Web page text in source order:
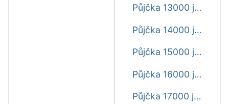
Půjčka 13000 ještě dnes
Půjčka 14000 ještě dnes
Půjčka 15000 ještě dnes
Půjčka 16000 ještě dnes
Půjčka 17000 ještě dnes